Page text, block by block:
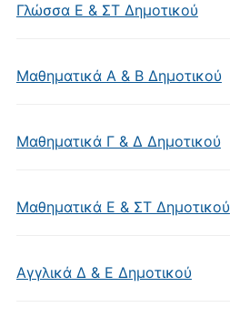
Γλώσσα Ε & ΣΤ Δημοτικού
Μαθηματικά Α & Β Δημοτικού
Μαθηματικά Γ & Δ Δημοτικού
Μαθηματικά Ε & ΣΤ Δημοτικού
Αγγλικά Δ & Ε Δημοτικού